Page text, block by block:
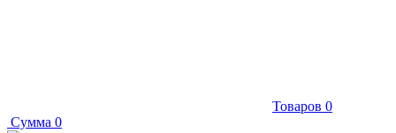
Товаров 0
Сумма 0